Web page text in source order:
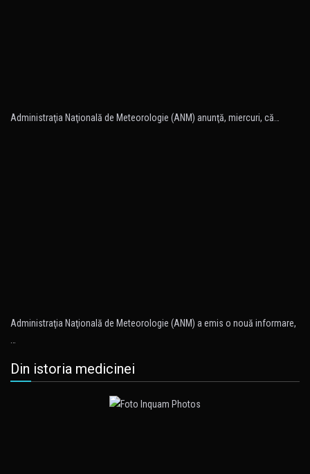
Administraţia Naţională de Meteorologie (ANM) anunţă, miercuri, că…
Administraţia Naţională de Meteorologie (ANM) a emis o nouă informare,
Din istoria medicinei